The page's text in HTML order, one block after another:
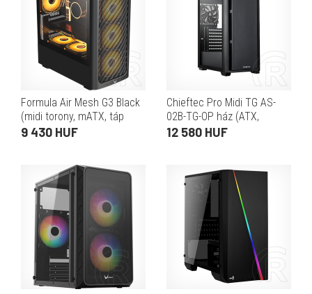
Formula Air Mesh G3 Black
(midi torony, mATX, táp
nélkül, fekete-fehér)
9 430 HUF
Chieftec Pro Midi TG AS-
02B-TG-OP ház (ATX,
fekete)
12 580 HUF